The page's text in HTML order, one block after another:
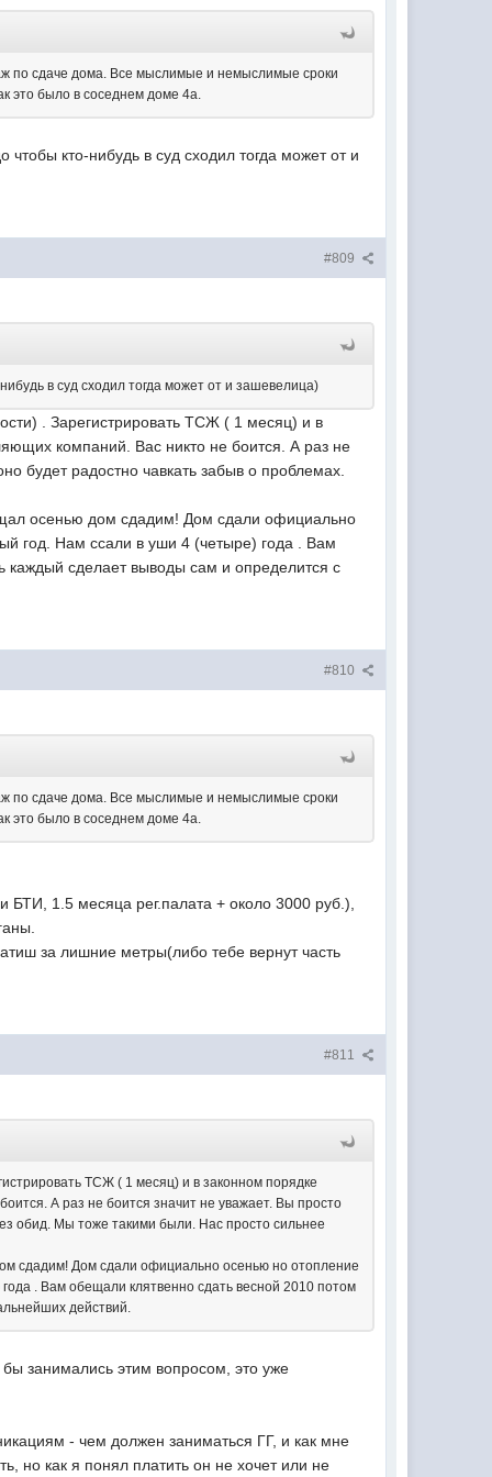
по сдаче дома. Все мыслимые и немыслимые сроки
это было в соседнем доме 4а.
кто-нибудь в суд сходил тогда может от и
#809
в суд сходил тогда может от и зашевелица)
. Зарегистрировать ТСЖ ( 1 месяц) и в
компаний. Вас никто не боится. А раз не
будет радостно чавкать забыв о проблемах.
осенью дом сдадим! Дом сдали официально
год. Нам ссали в уши 4 (четыре) года . Вам
каждый сделает выводы сам и определится с
#810
по сдаче дома. Все мыслимые и немыслимые сроки
это было в соседнем доме 4а.
1.5 месяца рег.палата + около 3000 руб.),
за лишние метры(либо тебе вернут часть
#811
ТСЖ ( 1 месяц) и в законном порядке
А раз не боится значит не уважает. Вы просто
обид. Мы тоже такими были. Нас просто сильнее
сдадим! Дом сдали официально осенью но отопление
. Вам обещали клятвенно сдать весной 2010 потом
действий.
занимались этим вопросом, это уже
- чем должен заниматься ГГ, и как мне
но как я понял платить он не хочет или не